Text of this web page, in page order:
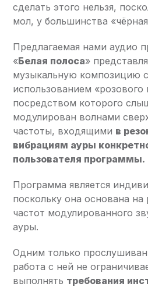
сделать этого нельзя,
мол, у большинства
Предлагаемая нами аудио
«Белая полоса»
музыкальную композицию с
использованием
посредством которого
модулирован волнами
частоты, входящими в
вибрациям ауры
пользователя программы.
Программа является
поскольку она основана на
частот модулированного
ауры.
Одним только
работа с ней не
выполнять требования